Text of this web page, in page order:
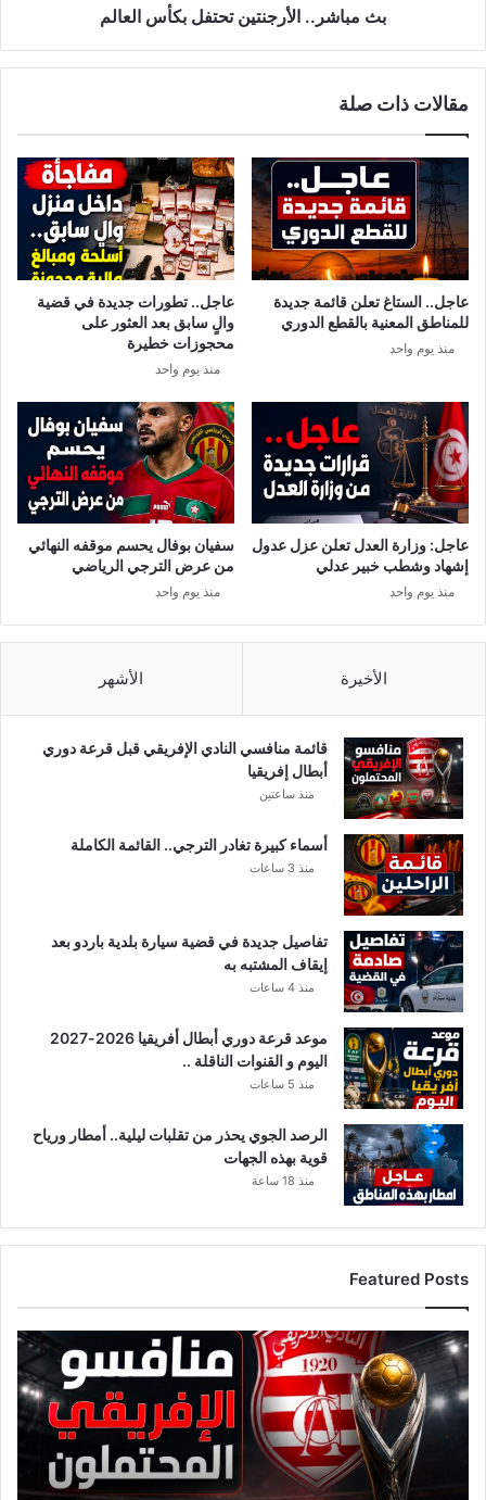
بث مباشر.. الأرجنتين تحتفل بكأس العالم
مقالات ذات صلة
عاجل.. الستاغ تعلن قائمة جديدة
للمناطق المعنية بالقطع الدوري
منذ يوم واحد
عاجل.. تطورات جديدة في قضية
والٍ سابق بعد العثور على
محجوزات خطيرة
منذ يوم واحد
عاجل: وزارة العدل تعلن عزل عدول
إشهاد وشطب خبير عدلي
منذ يوم واحد
سفيان بوفال يحسم موقفه النهائي
من عرض الترجي الرياضي
منذ يوم واحد
الأخيرة الأشهر
قائمة منافسي النادي الإفريقي قبل قرعة دوري
أبطال إفريقيا
منذ ساعتين
أسماء كبيرة تغادر الترجي.. القائمة الكاملة
منذ 3 ساعات
تفاصيل جديدة في قضية سيارة بلدية باردو بعد
إيقاف المشتبه به
منذ 4 ساعات
موعد قرعة دوري أبطال أفريقيا 2026-2027
اليوم و القنوات الناقلة ..
منذ 5 ساعات
الرصد الجوي يحذر من تقلبات ليلية.. أمطار ورياح
قوية بهذه الجهات
منذ 18 ساعة
Featured Posts
قائمة
منافسي
النادي
الإفريقي